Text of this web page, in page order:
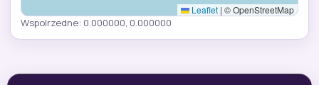
Leaflet | © OpenStreetMap
Wspolrzedne: 0.000000, 0.000000